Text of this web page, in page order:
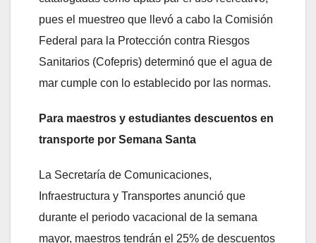
pues el muestreo que llevó a cabo la Comisión
Federal para la Protección contra Riesgos
Sanitarios (Cofepris) determinó que el agua de
mar cumple con lo establecido por las normas.
Para maestros y estudiantes descuentos en
transporte por Semana Santa
La Secretaría de Comunicaciones,
Infraestructura y Transportes anunció que
durante el periodo vacacional de la semana
mayor, maestros tendrán el 25% de descuentos